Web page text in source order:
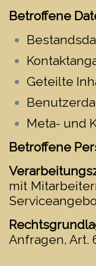
Betroffene
Geteilte
Meta- und
Betroffene
mit
Anfragen, Art.